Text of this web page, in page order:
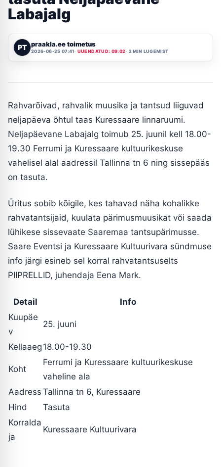
Labajalg
PT praakla.ee toimetus
2026-06-25 07:41 UUENDATUD: 09:02 2 MIN LUGEMIST
Rahvarõivad, rahvalik muusika ja tantsud liiguvad
neljapäeva õhtul taas Kuressaare linnaruumi.
Neljapäevane Labajalg toimub 25. juunil kell 18.00-
19.30 Ferrumi ja Kuressaare kultuurikeskuse
vahelisel alal aadressil Tallinna tn 6 ning sissepääs
on tasuta.
Üritus sobib kõigile, kes tahavad näha kohalikke
rahvatantsijaid, kuulata pärimusmuusikat või saada
lühikese sissevaate Saaremaa tantsupärimusse.
Saare Eventsi ja Kuressaare Kultuurivara sündmuse
info järgi esineb sel korral rahvatantsuselts
PIIPRELLID, juhendaja Eena Mark.
Detail
Info
Kuupäe
v
25. juuni
Kellaaeg 18.00-19.30
Koht
Ferrumi ja Kuressaare kultuurikeskuse
vaheline ala
Aadress Tallinna tn 6, Kuressaare
Hind
Tasuta
Korralda
ja
Kuressaare Kultuurivara